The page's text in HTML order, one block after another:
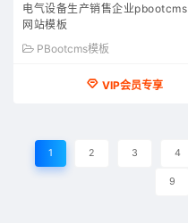
电气设备生产销售企业pbootcms
网站模板
PBootcms模板
VIP会员专享
1 2 3 4
9